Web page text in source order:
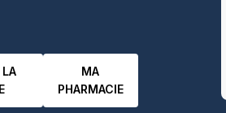
MA
PHARMACIE